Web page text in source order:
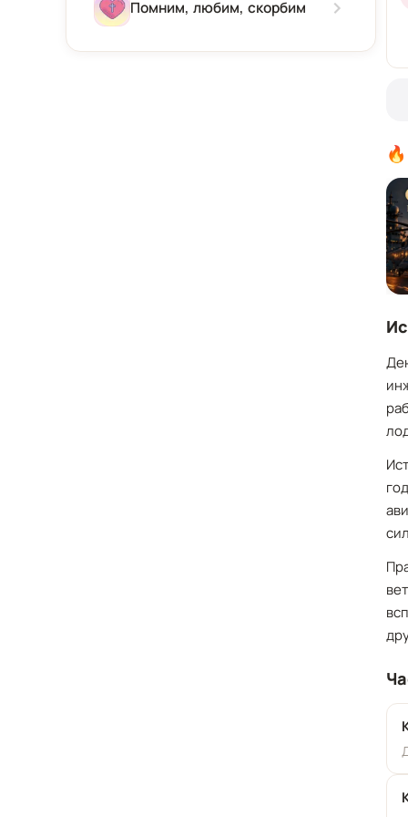
Помним, любим, скорбим